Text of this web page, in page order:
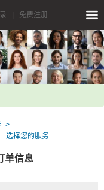
免费注册
选择您的服务
单信息